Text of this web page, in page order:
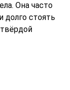
Она часто
долго стоять